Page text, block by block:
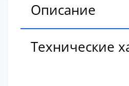
Описание
Технические